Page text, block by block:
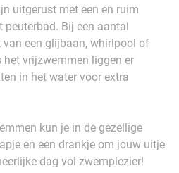
uitgerust met een en ruim
peuterbad. Bij een aantal
een glijbaan, whirlpool of
vrijzwemmen liggen er
in het water voor extra
kun je in de gezellige
en een drankje om jouw uitje
dag vol zwemplezier!